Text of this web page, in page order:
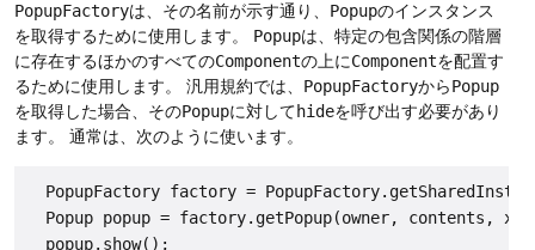
PopupFactoryは、その名前が示す通り、 Popupのインスタンス
を取得するために使用します。
Popupは、特定の包含関係の階層
に存在するほかのすべてのComponentの上にComponentを配置す
るために使用します。
汎用規約では、 PopupFactoryからPopup
を取得した場合、そのPopupに対してhideを呼び出す必要があり
ます。
通常は、次のように使います。
PopupFactory factory =
Popup popup = factory.getPopup(owner, contents, x,
  popup.show();